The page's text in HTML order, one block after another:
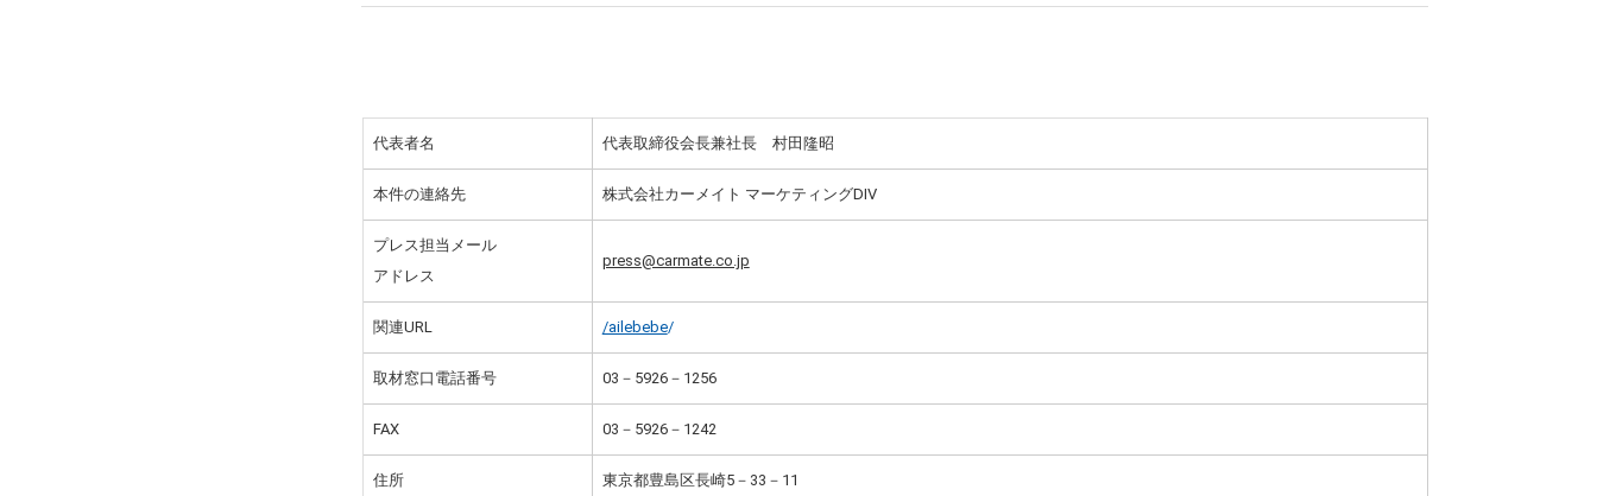
代表者名 代表取締役会長兼社長 村田隆昭
本件の連絡先 株式会社カーメイト マーケティングDIV
プレス担当メール
アドレス
press@carmate.co.jp
関連URL /ailebebe/
取材窓口電話番号 03－5926－1256
FAX 03－5926－1242
住所 東京都豊島区長崎5－33－11